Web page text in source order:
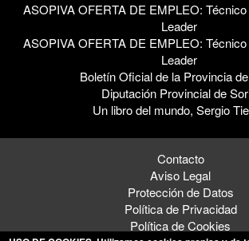
ASOPIVA OFERTA DE EMPLEO:
Leader
ASOPIVA OFERTA DE EMPLEO:
Leader
Boletín Oficial de la Provincia
Diputación Provincial de
Un libro del mundo, Sergio
Contacto
Aviso Legal
Protección de Datos
Política de Privacidad
Política de Cookies